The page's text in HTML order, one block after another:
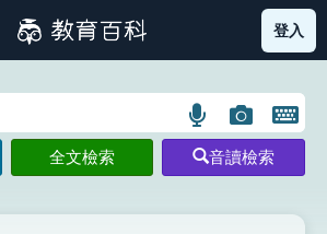
筆畫索引圖示 部首索引表圖示
登入
語
言
搜
圖
片
搜
開
鍵
圖
全文檢索 音讀檢索